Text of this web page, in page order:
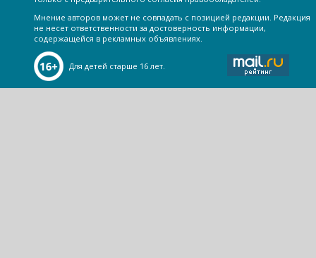
Мнение авторов может не совпадать с позицией редакции. Редакция
не несет ответственности за достоверность информации,
содержащейся в рекламных объявлениях.
Для детей старше 16 лет.